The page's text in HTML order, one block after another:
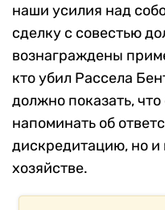
наши усилия над
сделку с совестью
вознаграждены
кто убил Рассела
должно показать,
напоминать об
дискредитацию, но и
хозяйстве.